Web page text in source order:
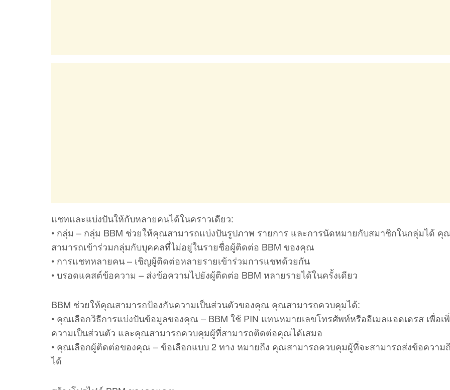
แชทและแบ่งปันให้กับหลายคนได้ในคราวเดียว:
• กลุ่ม – กลุ่ม BBM ช่วยให้คุณสามารถแบ่งปันรูปภาพ รายการ และการนัดหมายกับสมาชิกในกลุ่มได้ คุ
สามารถเข้าร่วมกลุ่มกับบุคคลที่ไม่อยู่ในรายชื่อผู้ติดต่อ BBM ของคุณ
• การแชทหลายคน – เชิญผู้ติดต่อหลายรายเข้าร่วมการแชทด้วยกัน
• บรอดแคสต์ข้อความ – ส่งข้อความไปยังผู้ติดต่อ BBM หลายรายได้ในครั้งเดียว
BBM ช่วยให้คุณสามารถป้องกันความเป็นส่วนตัวของคุณ คุณสามารถควบคุมได้:
• คุณเลือกวิธีการแบ่งปันข้อมูลของคุณ – BBM ใช้ PIN แทนหมายเลขโทรศัพท์หรืออีเมลแอดเดรส เพื่อเ
ความเป็นส่วนตัว และคุณสามารถควบคุมผู้ที่สามารถติดต่อคุณได้เสมอ
• คุณเลือกผู้ติดต่อของคุณ – ข้อเลือกแบบ 2 ทาง หมายถึง คุณสามารถควบคุมผู้ที่จะสามารถส่งข้อควา
ได้